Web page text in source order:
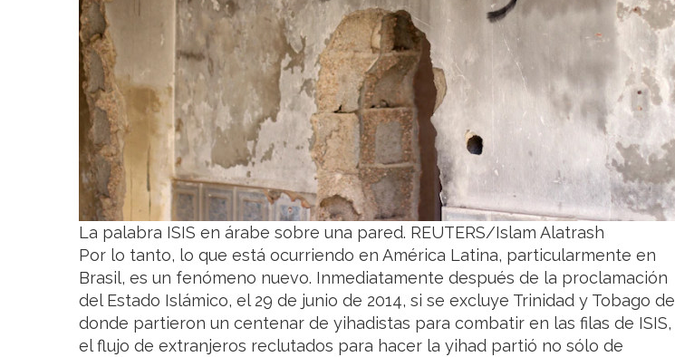
La palabra ISIS en árabe sobre una pared. REUTERS/Islam Alatrash
Por lo tanto, lo que está ocurriendo en América Latina, particularmente en
Brasil, es un fenómeno nuevo. Inmediatamente después de la proclamación
del Estado Islámico, el 29 de junio de 2014, si se excluye Trinidad y Tobago de
donde partieron un centenar de yihadistas para combatir en las filas de ISIS,
el flujo de extranjeros reclutados para hacer la yihad partió no sólo de